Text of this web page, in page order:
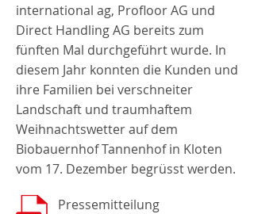
international ag, Profloor AG und
Direct Handling AG bereits zum
fünften Mal durchgeführt wurde. In
diesem Jahr konnten die Kunden und
ihre Familien bei verschneiter
Landschaft und traumhaftem
Weihnachtswetter auf dem
Biobauernhof Tannenhof in Kloten
vom 17. Dezember begrüsst werden.
Pressemitteilung